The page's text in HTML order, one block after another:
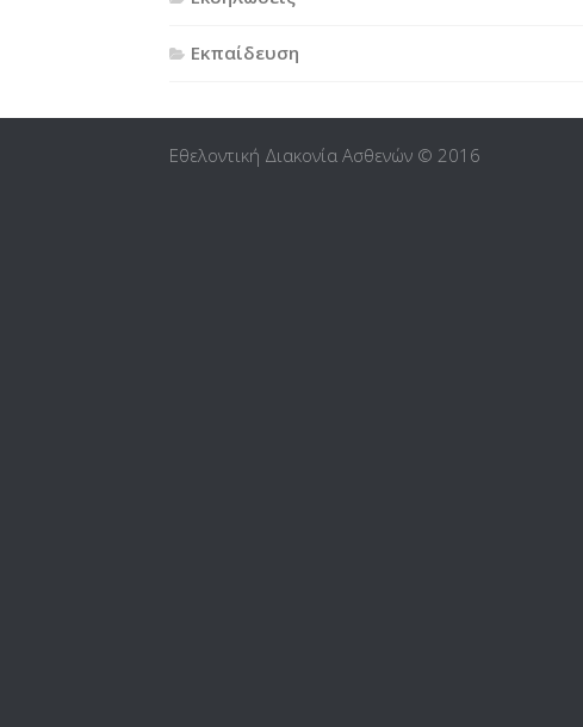
Εκπαίδευση
Εθελοντική Διακονία Ασθενών © 2016